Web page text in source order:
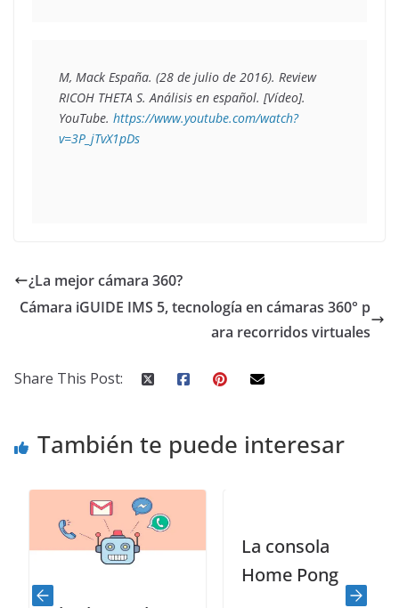
M, Mack España. (28 de julio de 2016). Review
RICOH THETA S. Análisis en español. [Vídeo].
YouTube. https://www.youtube.com/watch?
v=3P_jTvX1pDs
¿La mejor cámara 360?
Cámara iGUIDE IMS 5, tecnología en cámaras 360° p
ara recorridos virtuales
Share This Post:
También te puede interesar
La consola
Home Pong